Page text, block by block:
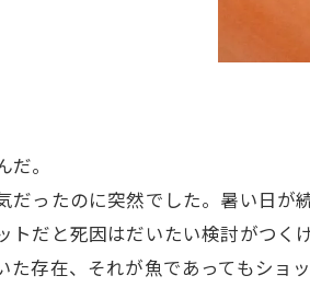
。
だったのに突然でした。暑い日
トだと死因はだいたい検討がつく
た存在、それが魚であってもショッ